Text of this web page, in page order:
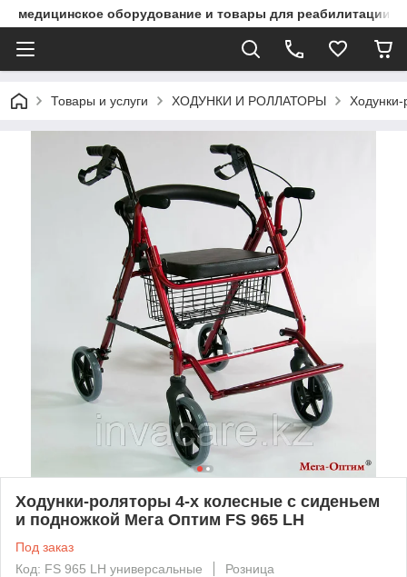
медицинское оборудование и товары для реабилитации
Товары и услуги ХОДУНКИ И РОЛЛАТОРЫ
Ходунки-роляторы 4-х колесные с сиденьем
и подножкой Мега Оптим FS 965 LH
Под заказ
Код: FS 965 LH универсальные
Розница